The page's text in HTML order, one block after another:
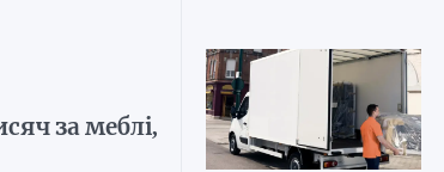
за меблі,